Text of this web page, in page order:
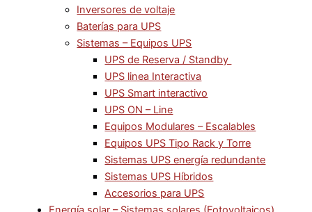
Inversores de voltaje
Baterías para UPS
Sistemas – Equipos UPS
UPS de Reserva / Standby
UPS linea Interactiva
UPS Smart interactivo
UPS ON – Line
Equipos Modulares – Escalables
Equipos UPS Tipo Rack y Torre
Sistemas UPS energía redundante
Sistemas UPS Híbridos
Accesorios para UPS